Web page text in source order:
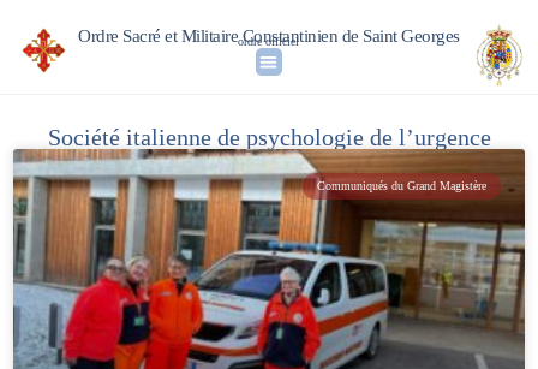
Ordre Sacré et Militaire Constantinien de Saint Georges
ordre officiel
Société italienne de psychologie de l’urgence
Communiqués du Grand Magistère